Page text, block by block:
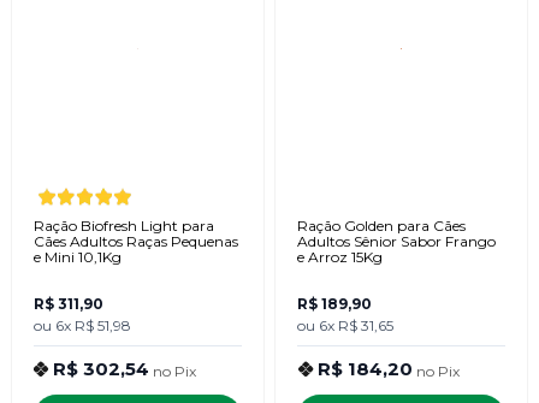
Ração Biofresh Light para
Cães Adultos Raças Pequenas
e Mini 10,1Kg
R$ 311,90
ou 6x R$ 51,98
R$ 302,54 no Pix
Ração Golden para Cães
Adultos Sênior Sabor Frango
e Arroz 15Kg
R$ 189,90
ou 6x R$ 31,65
R$ 184,20 no Pix